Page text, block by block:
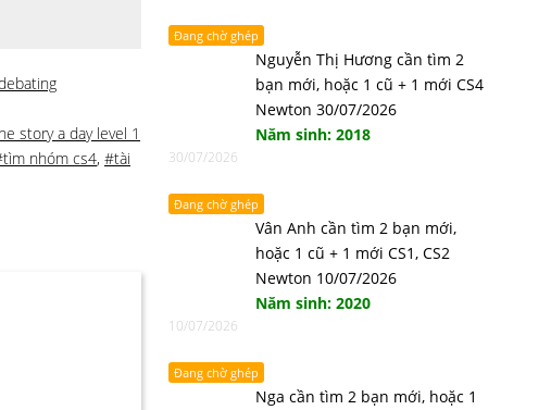
story a day level 1
nhóm cs4, #tài
Đang chờ ghép
Nguyễn Thị Hương cần tìm 2
bạn mới, hoặc 1 cũ + 1 mới CS4
Newton 30/07/2026
Năm sinh: 2018
30/07/2026
Đang chờ ghép
Vân Anh cần tìm 2 bạn mới,
hoặc 1 cũ + 1 mới CS1, CS2
Newton 10/07/2026
Năm sinh: 2020
10/07/2026
Đang chờ ghép
Nga cần tìm 2 bạn mới, hoặc 1